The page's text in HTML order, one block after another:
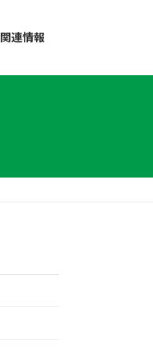
関連情報